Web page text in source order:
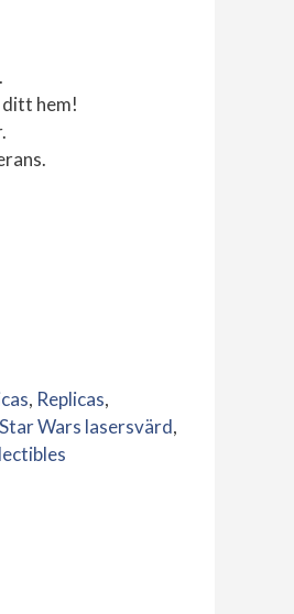
hem!
, Replicas,
Star Wars lasersvärd,